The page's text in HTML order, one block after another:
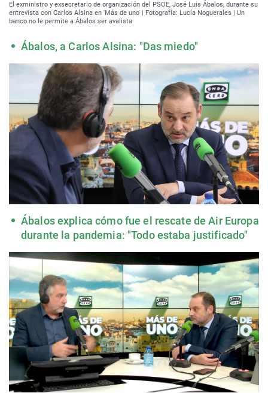
El exministro y exsecretario de organización del PSOE, José Luis Ábalos, durante su
entrevista con Carlos Alsina en 'Más de uno' | Fotografía: Lucía Noguerales | Un
banco no le permite a Ábalos ser avalista
Ábalos, a Carlos Alsina: "Das miedo"
Ábalos explica cómo fue el rescate de Air Europa
durante la pandemia: "Todo estaba justificado"